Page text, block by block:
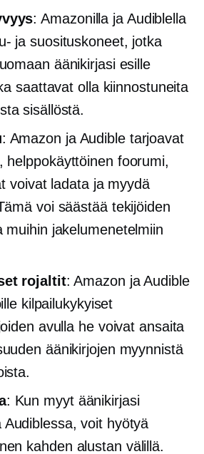
: Amazonilla ja Audiblella
ja suosituskoneet, jotka
äänikirjasi esille
saattavat olla kiinnostuneita
sisällöstä.
: Amazon ja Audible tarjoavat
helppokäyttöinen foorumi,
voivat ladata ja myydä
voi säästää tekijöiden
muihin jakelumenetelmiin
rojaltit: Amazon ja Audible
kilpailukykyiset
avulla he voivat ansaita
äänikirjojen myynnistä
: Kun myyt äänikirjasi
Audiblessa, voit hyötyä
kahden alustan välillä.